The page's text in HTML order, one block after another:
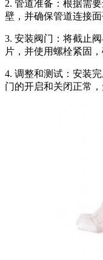
2. 管道准备：根据需
壁，并确保管道连接面
3. 安装阀门：将截止
片，并使用螺栓紧固，
4. 调整和测试：安装
门的开启和关闭正常，